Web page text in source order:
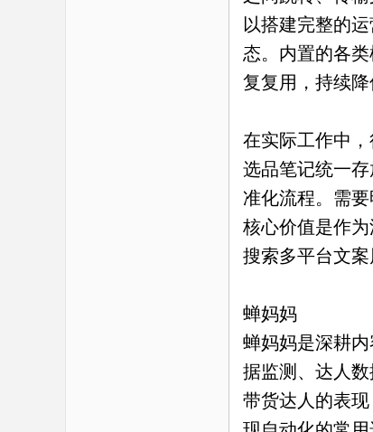
以搭建完整的
态。内置的各
复复用，持续降
在实际工作中
选品笔记统一
准化流程。需
核心价值是作
搜索多平台文
蝉妈妈
蝉妈妈是深耕
据监测、达人
带货达人的表